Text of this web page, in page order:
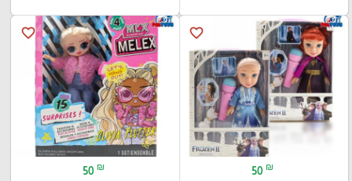
favorite_border
50 ₪
favorite_border
50 ₪